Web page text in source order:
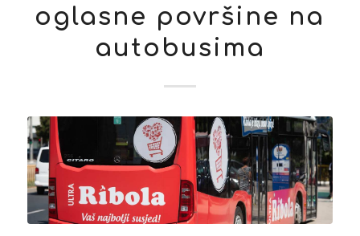
oglasne površine na
autobusima